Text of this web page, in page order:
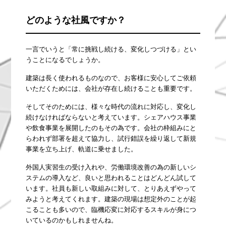
どのような社風ですか？
一言でいうと「常に挑戦し続ける、変化しつづける」とい
うことになるでしょうか。
建築は長く使われるものなので、お客様に安心してご依頼
いただくためには、会社が存在し続けることも重要です。
そしてそのためには、様々な時代の流れに対応し、変化し
続けなければならないと考えています。シェアハウス事業
や飲食事業を展開したのもその為です。会社の枠組みにと
らわれず部署を超えて協力し、試行錯誤を繰り返して新規
事業を立ち上げ、軌道に乗せました。
外国人実習生の受け入れや、労働環境改善の為の新しいシ
ステムの導入など、良いと思われることはどんどん試して
います。社員も新しい取組みに対して、とりあえずやって
みようと考えてくれます。建築の現場は想定外のことが起
こることも多いので、臨機応変に対応するスキルが身につ
いているのかもしれませんね。